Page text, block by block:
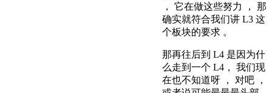
， 它在做这些努力 ， 那
确实就符合我们讲 L3 这
个板块的要求 。
那再往后到 L4 是因为什
么走到一个 L4， 我们现
在也不知道呀 ， 对吧 ，